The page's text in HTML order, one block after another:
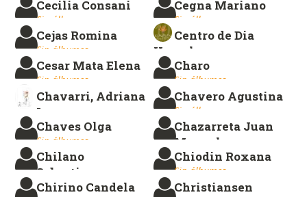
Sin álbumes. Sin álbumes.
Cecilia Consani
Sin álbumes.
Cegna Mariano
Sin álbumes.
Cejas Romina
Sin álbumes.
Centro de Dia
Kumelen
Sin álbumes.
Cesar Mata Elena
Sin álbumes.
Charo
Sin álbumes.
Chavarri, Adriana
Leonor
Sin álbumes.
Chavero Agustina
Sin álbumes.
Chaves Olga
Sin álbumes.
Chazarreta Juan
Manuel
Sin álbumes.
Chilano
Sebastian
Sin álbumes.
Chiodin Roxana
Sin álbumes.
Chirino Candela
Christiansen